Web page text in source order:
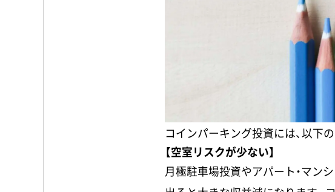
コインパーキング投資には、以下
【空室リスクが少ない】
月極駐車場投資やアパート・マン